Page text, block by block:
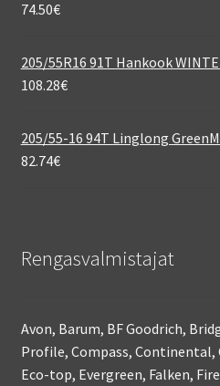
74.50€
205/55R16 91T Hankook
108.28€
205/55-16 94T Linglong
82.74€
Rengasvalmistajat
Avon, Barum, BF Goodrich,
Profile, Compass, Continental,
Eco-top, Evergreen, Falken,